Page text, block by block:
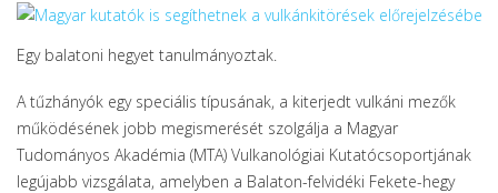
Egy balatoni hegyet tanulmányoztak.
A tűzhányók egy speciális típusának, a kiterjedt vulkáni mezők
működésének jobb megismerését szolgálja a Magyar
Tudományos Akadémia (MTA) Vulkanológiai Kutatócsoportjának
legújabb vizsgálata, amelyben a Balaton-felvidéki Fekete-hegy